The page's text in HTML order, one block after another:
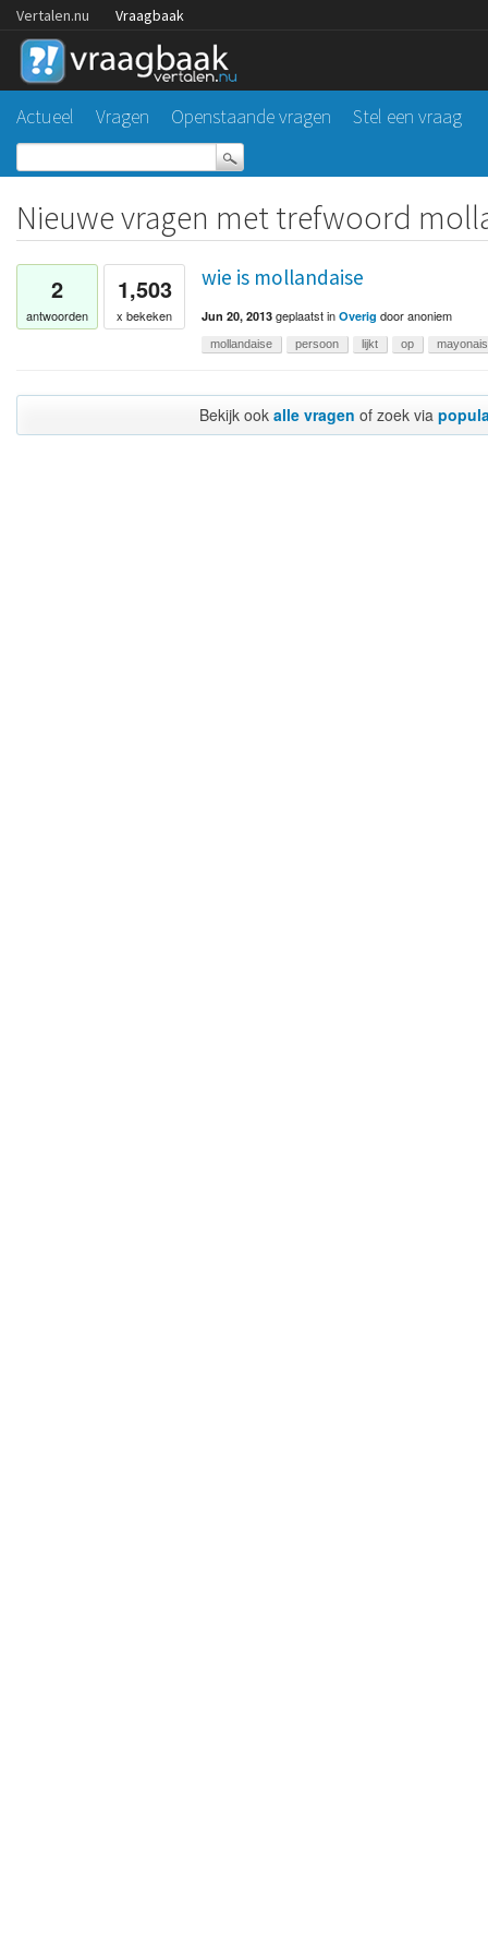
Vertalen.nu Vraagbaak
Actueel Vragen Openstaande vragen Stel een vraag
Nieuwe vragen met trefwoord
2
antwoorden
1,503
x bekeken
wie is mollandaise
Jun 20, 2013 geplaatstin Overig dooranoniem
mollandaise persoon lijkt op
Bekijk ook alle vragen of zoek via